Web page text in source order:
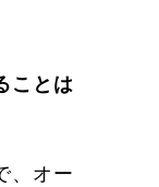
ことは
、オー